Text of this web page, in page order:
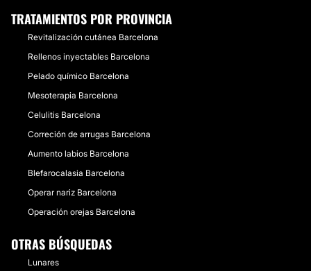
TRATAMIENTOS POR PROVINCIA
Revitalización cutánea Barcelona
Rellenos inyectables Barcelona
Pelado químico Barcelona
Mesoterapia Barcelona
Celulitis Barcelona
Correción de arrugas Barcelona
Aumento labios Barcelona
Blefarocalasia Barcelona
Operar nariz Barcelona
Operación orejas Barcelona
OTRAS BÚSQUEDAS
Lunares